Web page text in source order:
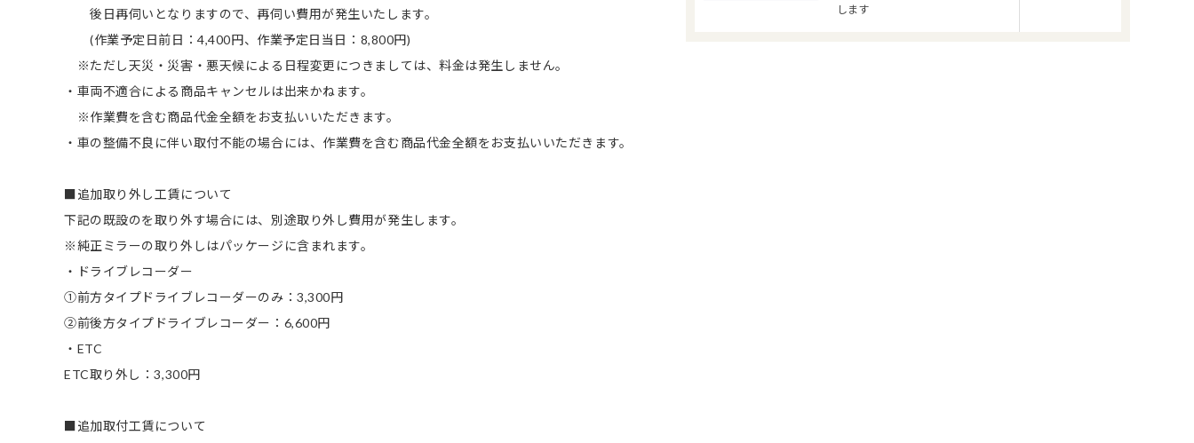
後日再伺いとなりますので、再伺い費用が発生いたします。
(作業予定日前日：4,400円、作業予定日当日：8,800円)
※ただし天災・災害・悪天候による日程変更につきましては、料金は発生しません。
・車両不適合による商品キャンセルは出来かねます。
※作業費を含む商品代金全額をお支払いいただきます。
・車の整備不良に伴い取付不能の場合には、作業費を含む商品代金全額をお支払いいただきます。
■追加取り外し工賃について
下記の既設のを取り外す場合には、別途取り外し費用が発生します。
※純正ミラーの取り外しはパッケージに含まれます。
・ドライブレコーダー
①前方タイプドライブレコーダーのみ：3,300円
②前後方タイプドライブレコーダー：6,600円
・ETC
ETC取り外し：3,300円
■追加取付工賃について
します